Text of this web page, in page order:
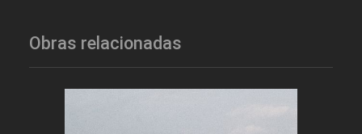
Obras relacionadas